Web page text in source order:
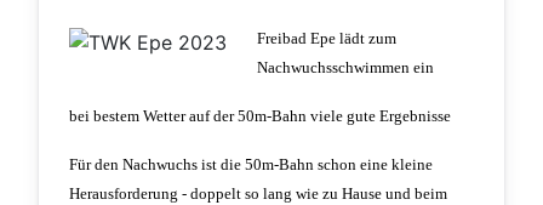
Freibad Epe lädt zum
Nachwuchsschwimmen ein
bei bestem Wetter auf der 50m-Bahn viele gute Ergebnisse
Für den Nachwuchs ist die 50m-Bahn schon eine kleine
Herausforderung - doppelt so lang wie zu Hause und beim